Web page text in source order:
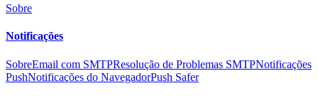
Sobre
Notificações
SobreEmail com SMTPResolução de Problemas SMTPNotificações
PushNotificações do NavegadorPush Safer